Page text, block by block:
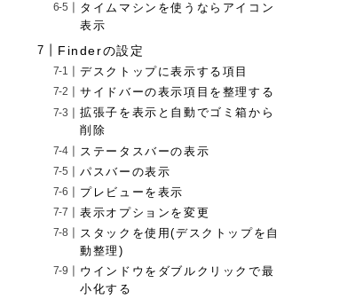
タイムマシンを使うならアイコン
表示
Finderの設定
デスクトップに表示する項目
サイドバーの表示項目を整理する
拡張子を表示と自動でゴミ箱から
削除
ステータスバーの表示
パスバーの表示
プレビューを表示
表示オプションを変更
スタックを使用(デスクトップを自
動整理)
ウインドウをダブルクリックで最
小化する